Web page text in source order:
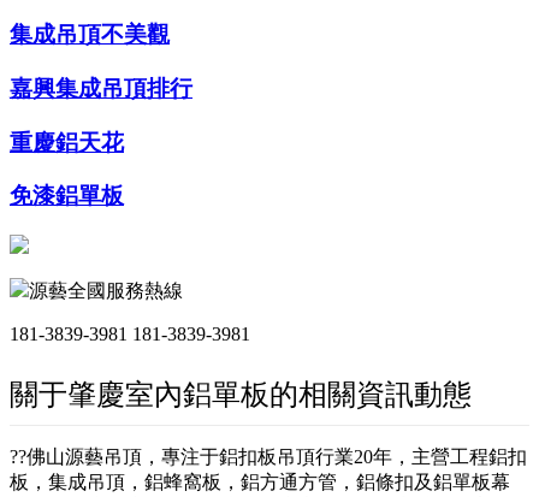
集成吊頂不美觀
嘉興集成吊頂排行
重慶鋁天花
免漆鋁單板
源藝全國服務熱線
181-3839-3981 181-3839-3981
關于肇慶室內鋁單板的相關資訊動態
??佛山源藝吊頂，專注于鋁扣板吊頂行業20年，主營工程鋁扣
板，集成吊頂，鋁蜂窩板，鋁方通方管，鋁條扣及鋁單板幕